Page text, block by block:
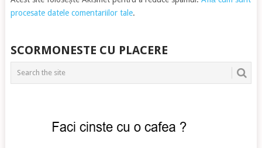
procesate datele comentariilor tale.
SCORMONESTE CU PLACERE